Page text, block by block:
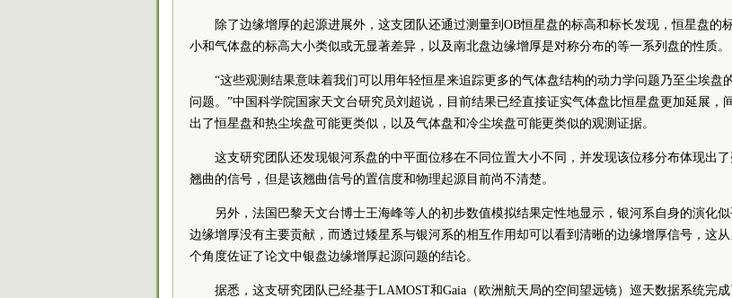
除了边缘增厚的起源进展外，这支团队还通过测量到OB恒星盘的标高和标长发现，恒星盘的
小和气体盘的标高大小类似或无显著差异，以及南北盘边缘增厚是对称分布的等一系列盘的性质。
“这些观测结果意味着我们可以用年轻恒星来追踪更多的气体盘结构的动力学问题乃至尘埃盘
问题。”中国科学院国家天文台研究员刘超说，目前结果已经直接证实气体盘比恒星盘更加延展，
出了恒星盘和热尘埃盘可能更类似，以及气体盘和冷尘埃盘可能更类似的观测证据。
这支研究团队还发现银河系盘的中平面位移在不同位置大小不同，并发现该位移分布体现出
翘曲的信号，但是该翘曲信号的置信度和物理起源目前尚不清楚。
另外，法国巴黎天文台博士王海峰等人的初步数值模拟结果定性地显示，银河系自身的演化
边缘增厚没有主要贡献，而透过矮星系与银河系的相互作用却可以看到清晰的边缘增厚信号，这
个角度佐证了论文中银盘边缘增厚起源问题的结论。
据悉，这支研究团队已经基于LAMOST和Gaia（欧洲航天局的空间望远镜）巡天数据系统完成